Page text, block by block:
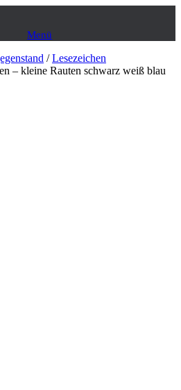
Menü
/Lesezeichen
– kleine Rauten schwarz weiß blau